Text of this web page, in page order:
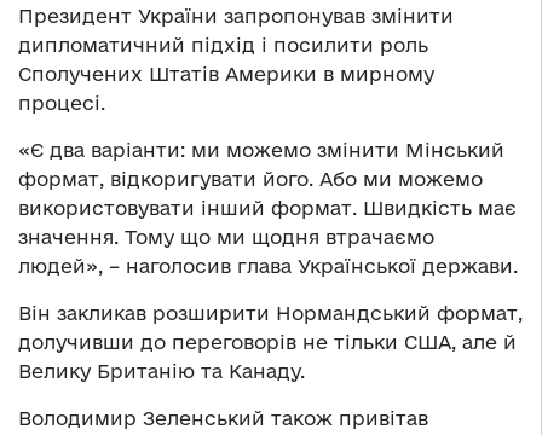
Президент України запропонував змінити
дипломатичний підхід і посилити роль
Сполучених Штатів Америки в мирному
процесі.
«Є два варіанти: ми можемо змінити Мінський
формат, відкоригувати його. Або ми можемо
використовувати інший формат. Швидкість має
значення. Тому що ми щодня втрачаємо
людей», – наголосив глава Української держави.
Він закликав розширити Нормандський формат,
долучивши до переговорів не тільки США, але й
Велику Британію та Канаду.
Володимир Зеленський також привітав